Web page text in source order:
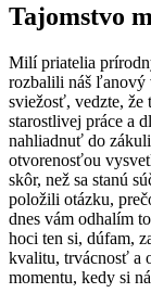
Tajomstvo
Milí priatelia
rozbalili náš ľanový
sviežosť, vedzte, že
starostlivej práce a
nahliadnuť do
otvorenosťou
skôr, než sa stanú
položili otázku,
dnes vám odhalím
hoci ten si, dúfam,
kvalitu, trvácnosť a
momentu, kedy si